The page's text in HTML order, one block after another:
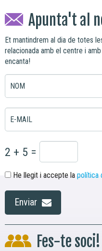
Apunta't al
Et mantindrem al dia de totes
relacionada amb el centre i
encanta!
NOM
E-MAIL
2 + 5 =
He llegit i accepte la política
Enviar
Fes-te soci!